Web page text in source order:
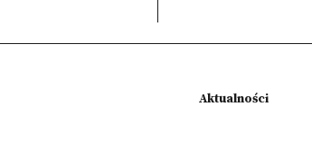
Aktualności